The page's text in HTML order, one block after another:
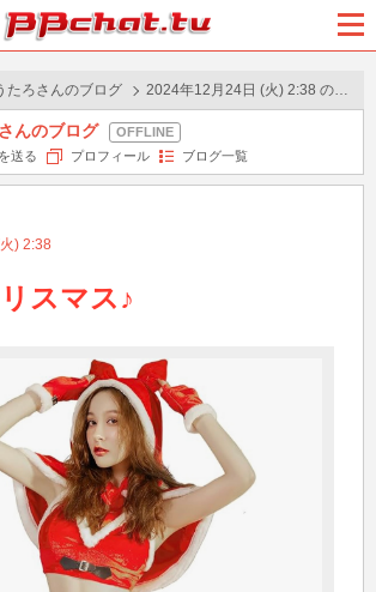
BBchatTV
ュー
たろさんのブログ 2024年12月24日 (火) 2:38 の投稿
んのブログ
送る プロフィール ブログ一覧
) 2:38
スマス♪